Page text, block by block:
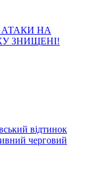
НА
ЗНИЩЕНІ!
відтинок
черговий